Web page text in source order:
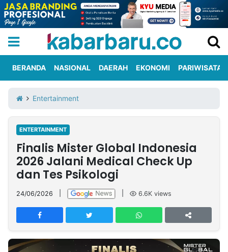
Iklan
Berita
Kami
Nasional
International
Olahraga
Entertainment
Daerah
Pariwisata
Kuliner
Kolom
Network
PT
TREETAN
INDONESIA
BERANDA NASIONAL DAERAH EKONOMI PARIWISATA
Entertainment
ENTERTAINMENT
Finalis Mister Global Indonesia
2026 Jalani Medical Check Up
dan Tes Psikologi
24/06/2026 6.6K views